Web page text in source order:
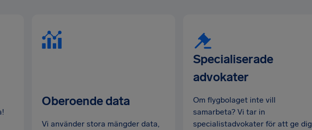
Oberoende data
Vi använder stora mängder data,
Specialiserade
advokater
Om flygbolaget inte vill
samarbeta? Vi tar in
specialistadvokater för att ge dig